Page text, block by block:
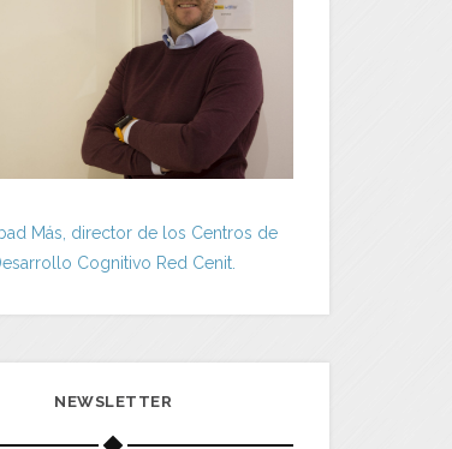
Más, director de los Centros de
Cognitivo Red Cenit.
NEWSLETTER